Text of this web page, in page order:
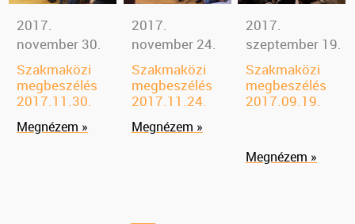
2017.
november 30.
Szakmaközi
megbeszélés
2017.11.30.
Megnézem »
2017.
november 24.
Szakmaközi
megbeszélés
2017.11.24.
Megnézem »
2017.
szeptember 19.
Szakmaközi
megbeszélés
2017.09.19.
Megnézem »